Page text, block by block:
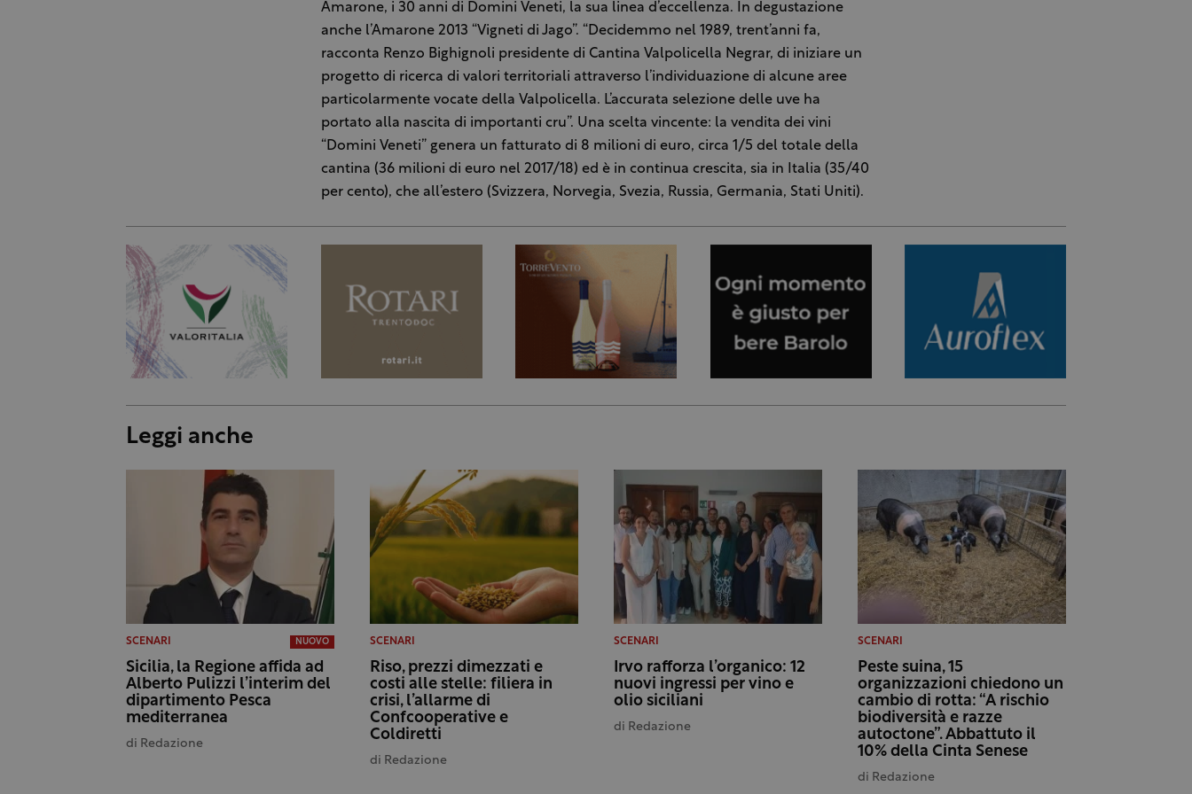
Amarone, i 30 anni di Domini Veneti, la sua linea d’eccellenza. In degustazione
anche l’Amarone 2013 “Vigneti di Jago”. “Decidemmo nel 1989, trent’anni fa,
racconta Renzo Bighignoli presidente di Cantina Valpolicella Negrar, di iniziare un
progetto di ricerca di valori territoriali attraverso l’individuazione di alcune aree
particolarmente vocate della Valpolicella. L’accurata selezione delle uve ha
portato alla nascita di importanti cru”. Una scelta vincente: la vendita dei vini
“Domini Veneti” genera un fatturato di 8 milioni di euro, circa 1/5 del totale della
cantina (36 milioni di euro nel 2017/18) ed è in continua crescita, sia in Italia (35/40
per cento), che all’estero (Svizzera, Norvegia, Svezia, Russia, Germania, Stati Uniti).
Leggi anche
SCENARI NUOVO
Sicilia, la Regione affida ad
Alberto Pulizzi l’interim del
dipartimento Pesca
mediterranea
di Redazione
SCENARI
Riso, prezzi dimezzati e
costi alle stelle: filiera in
crisi, l’allarme di
Confcooperative e
Coldiretti
di Redazione
SCENARI
Irvo rafforza l’organico: 12
nuovi ingressi per vino e
olio siciliani
di Redazione
SCENARI
Peste suina, 15
organizzazioni chiedono un
cambio di rotta: “A rischio
biodiversità e razze
autoctone”. Abbattuto il
10% della Cinta Senese
di Redazione